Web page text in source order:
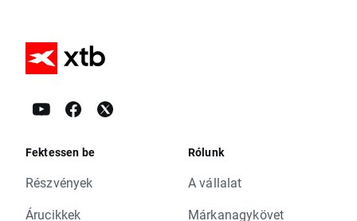
Fektessen be
Részvények
Árucikkek
Rólunk
A vállalat
Márkanagykövet